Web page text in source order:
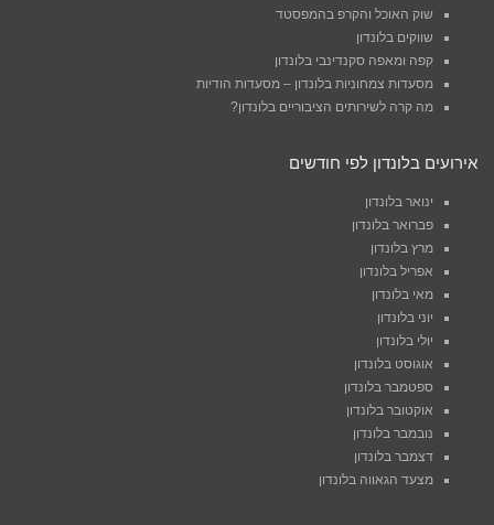
שוק האוכל והקרפ בהמפסטד
שווקים בלונדון
קפה ומאפה סקנדינבי בלונדון
מסעדות צמחוניות בלונדון – מסעדות הודיות
מה קרה לשירותים הציבוריים בלונדון?
אירועים בלונדון לפי חודשים
ינואר בלונדון
פברואר בלונדון
מרץ בלונדון
אפריל בלונדון
מאי בלונדון
יוני בלונדון
יולי בלונדון
אוגוסט בלונדון
ספטמבר בלונדון
אוקטובר בלונדון
נובמבר בלונדון
דצמבר בלונדון
מצעד הגאווה בלונדון